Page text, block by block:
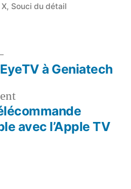
, Souci du détail
Article
précédent :
avec l’Apple TV
Article
suivant :à Geniatech